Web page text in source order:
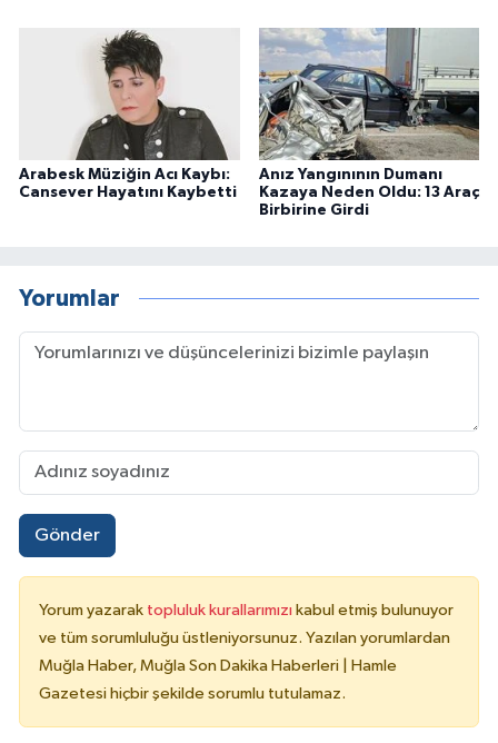
Arabesk Müziğin Acı Kaybı:
Cansever Hayatını Kaybetti
Anız Yangınının Dumanı
Kazaya Neden Oldu: 13 Araç
Birbirine Girdi
Yorumlar
Gönder
Yorum yazarak topluluk kurallarımızı kabul etmiş bulunuyor
ve tüm sorumluluğu üstleniyorsunuz. Yazılan yorumlardan
Muğla Haber, Muğla Son Dakika Haberleri | Hamle
Gazetesi hiçbir şekilde sorumlu tutulamaz.